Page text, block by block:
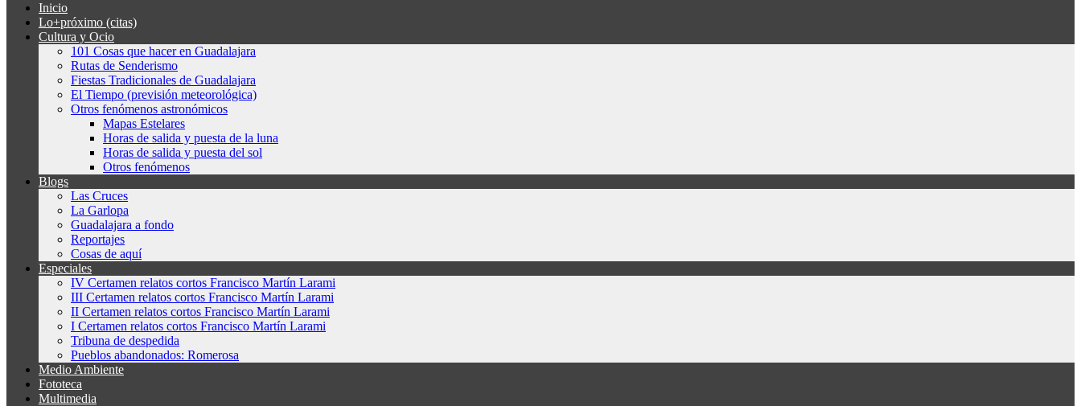
Inicio
Lo+próximo (citas)
Cultura y Ocio
101 Cosas que hacer en Guadalajara
Rutas de Senderismo
Fiestas Tradicionales de Guadalajara
El Tiempo (previsión meteorológica)
Otros fenómenos astronómicos
Mapas Estelares
Horas de salida y puesta de la luna
Horas de salida y puesta del sol
Otros fenómenos
Blogs
Las Cruces
La Garlopa
Guadalajara a fondo
Reportajes
Cosas de aquí
Especiales
IV Certamen relatos cortos Francisco Martín Larami
III Certamen relatos cortos Francisco Martín Larami
II Certamen relatos cortos Francisco Martín Larami
I Certamen relatos cortos Francisco Martín Larami
Tribuna de despedida
Pueblos abandonados: Romerosa
Medio Ambiente
Fototeca
Multimedia